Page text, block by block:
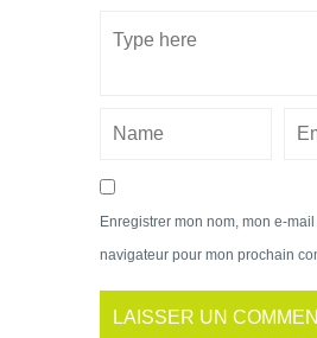
Enregistrer mon nom, mon e-
navigateur pour mon prochain